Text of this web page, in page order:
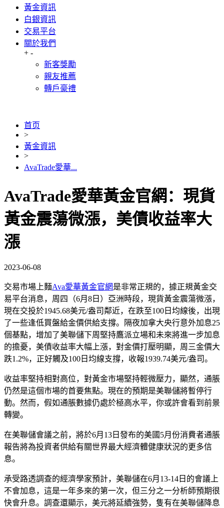
黃金資訊
白銀資訊
交易平台
關於我們
+ -
新客獎勵
親友推薦
轉戶豪禮
首页
>
黃金資訊
>
AvaTrade愛華...
AvaTrade愛華黃金官網：現貨
黃金震蕩微漲，美債收益率大
漲
2023-06-08
交易市場上麵Ava愛華黃金官網是非常正規的，據正規黃金交
易平台消息，周四（6月8日）亞洲時段，現貨黃金震蕩微漲，
現在交投於1945.68美元/盎司鄰近，在跌至100日均線後，出現
了一些逢低買盤給金價供給支撐。隔夜加拿大央行意外加息25
個基點，增加了美聯儲下周堅持鷹派立場和未來將進一步加息
的擔憂，美債收益率大幅上漲，對金價打壓明顯，周三金價大
跌1.2%，正好觸及100日均線支撐，收報1939.74美元/盎司。
收益率堅持相對高位，對黃金市場堅持輕微壓力，顯然，通脹
仍然是這個市場的首要焦點。現在的預期是美聯儲將暫停行
動。然而，假如通脹數據仍處於極高水平，你或許會看到前景
轉變。
在美聯儲會議之前，將於6月13日發布的美國5月份消費者通脹
報告將為投資者供給有關世界最大經濟體健康狀況的更多信
息。
承受路透調查的經濟學家預計，美聯儲在6月13-14日的會議上
不會加息，這是一年多來的第一次，但三分之一分析師預期很
快會升息。調查還顯示，美元將延續強勢，隻有在美聯儲降息